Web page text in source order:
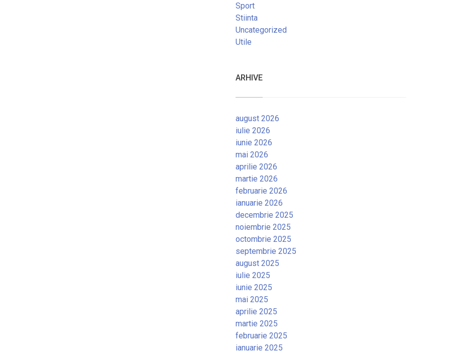
Sport
Stiinta
Uncategorized
Utile
ARHIVE
august 2026
iulie 2026
iunie 2026
mai 2026
aprilie 2026
martie 2026
februarie 2026
ianuarie 2026
decembrie 2025
noiembrie 2025
octombrie 2025
septembrie 2025
august 2025
iulie 2025
iunie 2025
mai 2025
aprilie 2025
martie 2025
februarie 2025
ianuarie 2025